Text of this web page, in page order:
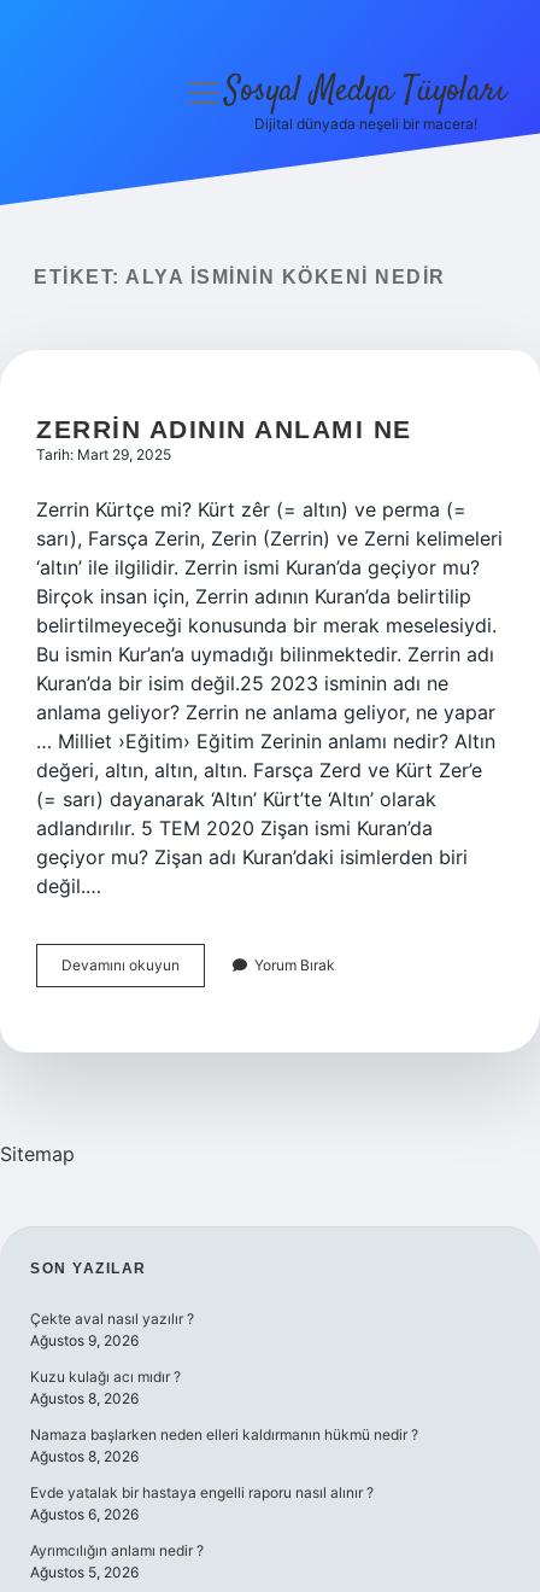
Yasal Uyarı
menüyüSosyal Medya Tüyoları
Dijital dünyada neşeli bir macera!
ETIKET: ALYA ISMININ KÖKENI NEDIR
ZERRIN ADININ ANLAMI NE
Tarih: Mart 29, 2025
Zerrin Kürtçe mi? Kürt zêr (= altın) ve perma (=
sarı), Farsça Zerin, Zerin (Zerrin) ve Zerni kelimeleri
‘altın’ ile ilgilidir. Zerrin ismi Kuran’da geçiyor mu?
Birçok insan için, Zerrin adının Kuran’da belirtilip
belirtilmeyeceği konusunda bir merak meselesiydi.
Bu ismin Kur’an’a uymadığı bilinmektedir. Zerrin adı
Kuran’da bir isim değil.25 2023 isminin adı ne
anlama geliyor? Zerrin ne anlama geliyor, ne yapar
… Milliet ›Eğitim› Eğitim Zerinin anlamı nedir? Altın
değeri, altın, altın, altın. Farsça Zerd ve Kürt Zer’e
(= sarı) dayanarak ‘Altın’ Kürt’te ‘Altın’ olarak
adlandırılır. 5 TEM 2020 Zişan ismi Kuran’da
geçiyor mu? Zişan adı Kuran’daki isimlerden biri
değil.…
Devamını okuyun
Adının
Yorum Bırak
Sitemap
SIDEBAR
SON YAZILAR
Çekte aval nasıl yazılır ?
Ağustos 9, 2026
Kuzu kulağı acı mıdır ?
Ağustos 8, 2026
Namaza başlarken neden elleri kaldırmanın hükmü nedir ?
Ağustos 8, 2026
Evde yatalak bir hastaya engelli raporu nasıl alınır ?
Ağustos 6, 2026
Ayrımcılığın anlamı nedir ?
Ağustos 5, 2026